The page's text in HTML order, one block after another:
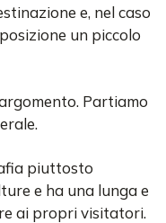
e, nel caso
un piccolo
Partiamo
piuttosto
e ha una lunga e
ai propri visitatori.